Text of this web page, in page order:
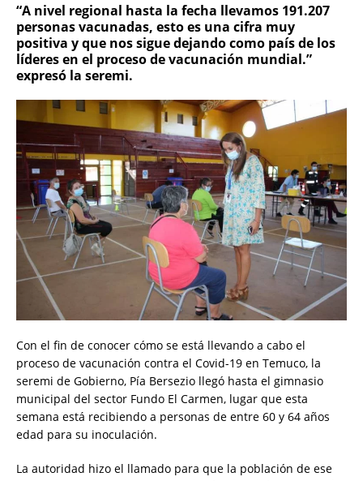
“A nivel regional hasta la fecha llevamos 191.207
personas vacunadas, esto es una cifra muy
positiva y que nos sigue dejando como país de los
líderes en el proceso de vacunación mundial.”
expresó la seremi.
Con el fin de conocer cómo se está llevando a cabo el
proceso de vacunación contra el Covid-19 en Temuco, la
seremi de Gobierno, Pía Bersezio llegó hasta el gimnasio
municipal del sector Fundo El Carmen, lugar que esta
semana está recibiendo a personas de entre 60 y 64 años
edad para su inoculación.
La autoridad hizo el llamado para que la población de ese